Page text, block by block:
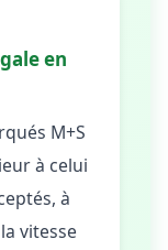
en
M+S
à celui
à
vitesse